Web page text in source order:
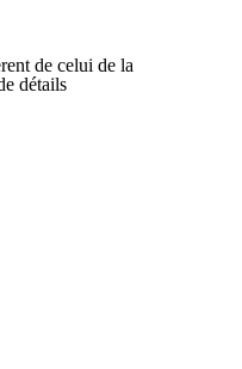
de celui de la
détails